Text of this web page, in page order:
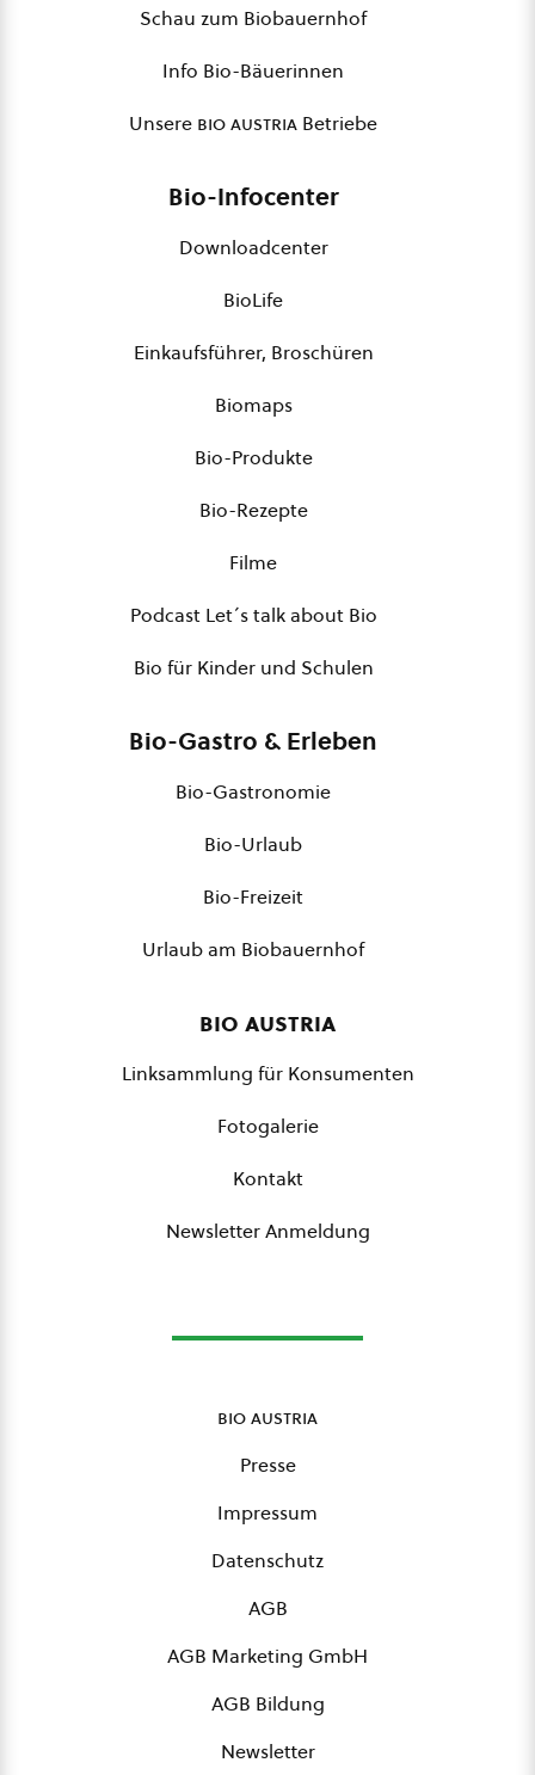
Schau zum Biobauernhof
Info Bio-Bäuerinnen
Unsere bio austria Betriebe
Bio-Infocenter
Downloadcenter
BioLife
Einkaufsführer, Broschüren
Biomaps
Bio-Produkte
Bio-Rezepte
Filme
Podcast Let´s talk about Bio
Bio für Kinder und Schulen
Bio-Gastro & Erleben
Bio-Gastronomie
Bio-Urlaub
Bio-Freizeit
Urlaub am Biobauernhof
bio austria
Linksammlung für Konsumenten
Fotogalerie
Kontakt
Newsletter Anmeldung
bio austria
Presse
Impressum
Datenschutz
AGB
AGB Marketing GmbH
AGB Bildung
Newsletter